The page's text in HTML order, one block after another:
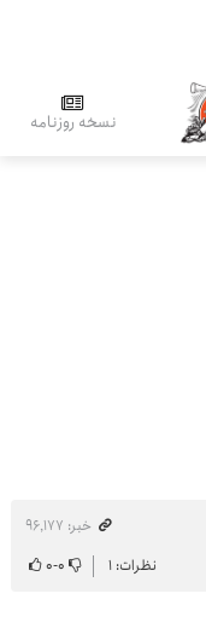
نسخه روزنامه
خبر: ۹۶٬۱۷۷
نظرات: ۱ ۰-۰